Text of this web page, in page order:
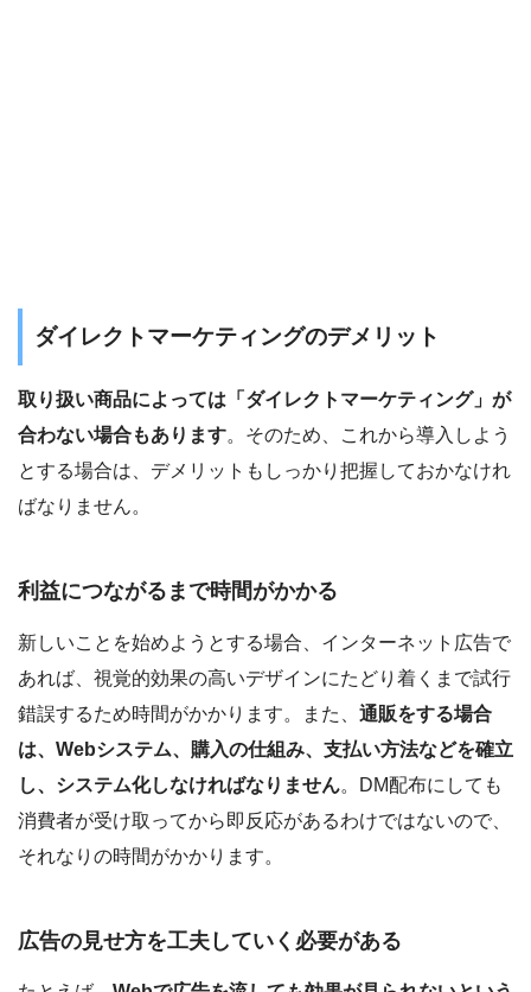
ダイレクトマーケティングのデメリット
取り扱い商品によっては「ダイレクトマーケティング」が
合わない場合もあります。そのため、これから導入しよう
とする場合は、デメリットもしっかり把握しておかなけれ
ばなりません。
利益につながるまで時間がかかる
新しいことを始めようとする場合、インターネット広告で
あれば、視覚的効果の高いデザインにたどり着くまで試行
錯誤するため時間がかかります。また、 通販をする場合
は、Webシステム、購入の仕組み、支払い方法などを確立
し、システム化しなければなりません。DM配布にしても
消費者が受け取ってから即反応があるわけではないので、
それなりの時間がかかります。
広告の見せ方を工夫していく必要がある